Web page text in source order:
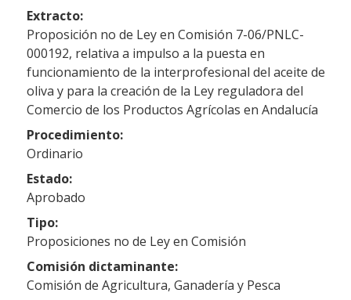
Extracto:
Proposición no de Ley en Comisión 7-06/PNLC-
000192, relativa a impulso a la puesta en
funcionamiento de la interprofesional del aceite de
oliva y para la creación de la Ley reguladora del
Comercio de los Productos Agrícolas en Andalucía
Procedimiento:
Ordinario
Estado:
Aprobado
Tipo:
Proposiciones no de Ley en Comisión
Comisión dictaminante:
Comisión de Agricultura, Ganadería y Pesca